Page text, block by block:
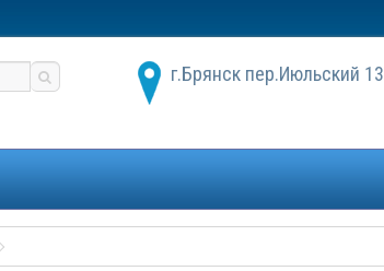
г.Брянск пер.Июльский 13